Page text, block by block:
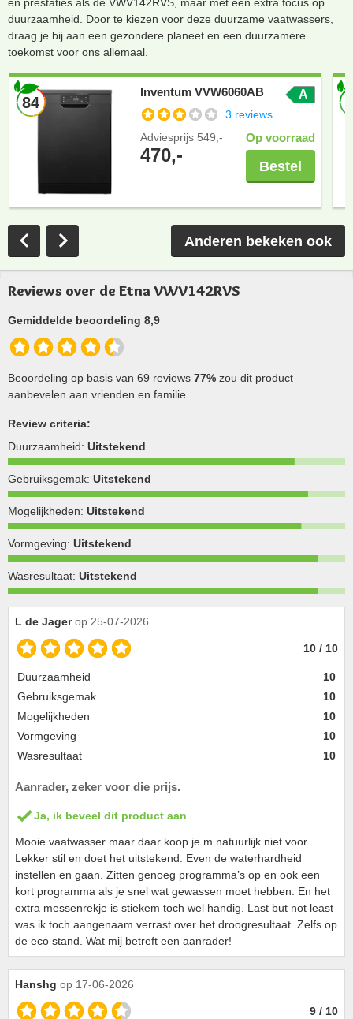
en prestaties als de VWV142RVS, maar met een extra focus op
duurzaamheid. Door te kiezen voor deze duurzame vaatwassers,
draag je bij aan een gezondere planeet en een duurzamere
toekomst voor ons allemaal.
84
Inventum VVW6060AB A
3 reviews
Adviesprijs 549,-
470,-
Op voorraad
Bestel
Anderen bekeken ook
Reviews over de Etna VWV142RVS
Gemiddelde beoordeling 8,9
Beoordeling op basis van 69 reviews 77% zou dit product
aanbevelen aan vrienden en familie.
Review criteria:
Duurzaamheid: Uitstekend
Gebruiksgemak: Uitstekend
Mogelijkheden: Uitstekend
Vormgeving: Uitstekend
Wasresultaat: Uitstekend
L de Jager op 25-07-2026
10 / 10
Duurzaamheid
10
Gebruiksgemak
10
Mogelijkheden
10
Vormgeving
10
Wasresultaat
10
Aanrader, zeker voor die prijs.
Ja, ik beveel dit product aan
Mooie vaatwasser maar daar koop je m natuurlijk niet voor.
Lekker stil en doet het uitstekend. Even de waterhardheid
instellen en gaan. Zitten genoeg programma’s op en ook een
kort programma als je snel wat gewassen moet hebben. En het
extra messenrekje is stiekem toch wel handig. Last but not least
was ik toch aangenaam verrast over het droogresultaat. Zelfs op
de eco stand. Wat mij betreft een aanrader!
Hanshg op 17-06-2026
9 / 10